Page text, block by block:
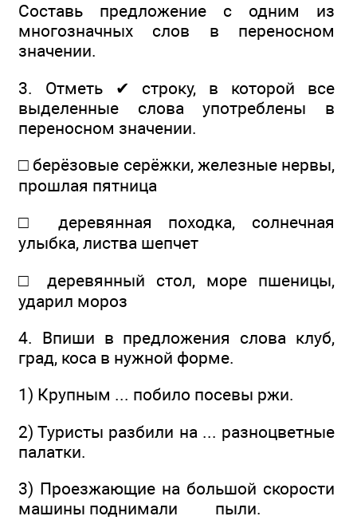
Составь предложение с одним из
многозначных слов в переносном
значении.
3. Отметь ✔ строку, в которой все
выделенные слова употреблены в
переносном значении.
□ берёзовые серёжки, железные нервы,
прошлая пятница
□ деревянная походка, солнечная
улыбка, листва шепчет
□ деревянный стол, море пшеницы,
ударил мороз
4. Впиши в предложения слова клуб,
град, коса в нужной форме.
1) Крупным ... побило посевы ржи.
2) Туристы разбили на ... разноцветные
палатки.
3) Проезжающие на большой скорости
машины поднимали пыли.